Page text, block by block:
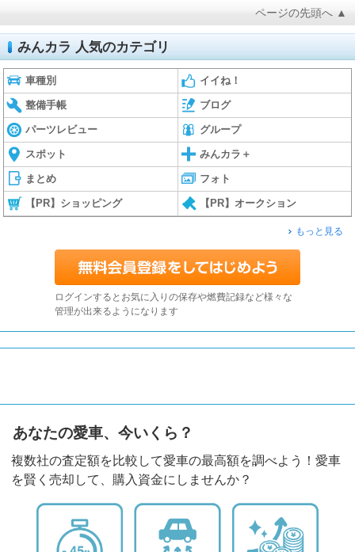
ページの先頭へ ▲
みんカラ 人気のカテゴリ
車種別 イイね！
整備手帳 ブログ
パーツレビュー グループ
スポット みんカラ＋
まとめ フォト
【PR】ショッピング 【PR】オークション
もっと見る
ログインするとお気に入りの保存や燃費記録など様々な
管理が出来るようになります
あなたの愛車、今いくら？
複数社の査定額を比較して愛車の最高額を調べよう！愛車
を賢く売却して、購入資金にしませんか？